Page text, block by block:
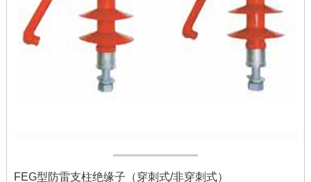
FEG型防雷支柱绝缘子（穿刺式/非穿刺式）